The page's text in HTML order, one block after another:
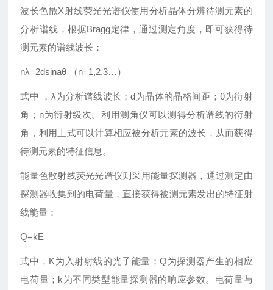
波长色散X射线荧光光谱仪使用分析晶体分辨待测元素的
分析谱线，根据Bragg定律，通过测定角度，即可获得待
测元素的谱线波长：
nλ=2dsinaθ （n=1,2,3…）
式中 ，λ为分析谱线波长；d为晶体的晶格间距；θ为衍射
角；n为衍射级次。利用测角仪可以测得分析谱线的衍射
角，利用上式可以计算相应被分析元素的波长，从而获得
待测元素的特征信息。
能量色散射线荧光光谱仪则采用能量探测器，通过测定由
探测器收集到的电荷量，直接获得被测元素发出的特征射
线能量：
Q=kE
式中，K为入射射线的光子能量；Q为探测器产生的相应
电荷量；k为不同类型能量探测器的响应参数。电荷量与